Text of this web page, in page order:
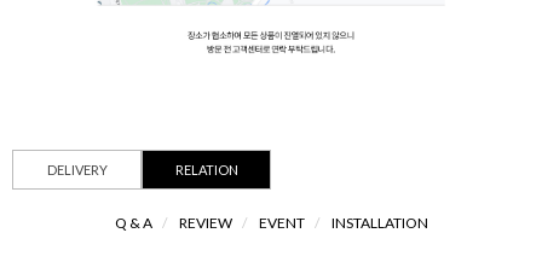
DELIVERY RELATION
Q & A / REVIEW / EVENT / INSTALLATION